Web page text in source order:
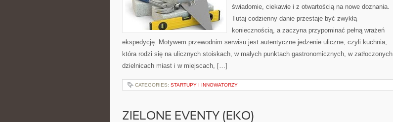
świadomie, ciekawie i z otwartością na nowe doznania.
Tutaj codzienny danie przestaje być zwykłą
koniecznością, a zaczyna przypominać pełną wrażeń
ekspedycję. Motywem przewodnim serwisu jest autentyczne jedzenie uliczne, czyli kuchnia,
która rodzi się na ulicznych stoiskach, w małych punktach gastronomicznych, w zatłoczonych
dzielnicach miast i w miejscach, […]
CATEGORIES: STARTUPY I INNOWATORZY
ZIELONE EVENTY (EKO)